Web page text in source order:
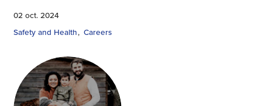
02 oct. 2024
Safety and Health
Careers